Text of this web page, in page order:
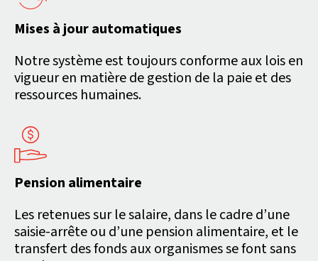
Mises à jour automatiques
Notre système est toujours conforme aux lois en
vigueur en matière de gestion de la paie et des
ressources humaines.
Pension alimentaire
Les retenues sur le salaire, dans le cadre d’une
saisie-arrête ou d’une pension alimentaire, et le
transfert des fonds aux organismes se font sans